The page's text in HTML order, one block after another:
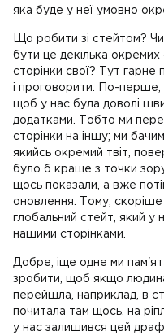
яка буде у неї умовно
Що робити зі стейтом?
бути це декілька окремих
сторінки свої? Тут гарне
і проговорити. По-перше,
щоб у нас була доволі
додатками. Тобто ми
сторінки на іншу; ми
якийсь окремий твіт,
було б краще з точки
щось показали, а вже
оновлення. Тому,
глобальний стейт, який у
нашими сторінками.
Добре, іще одне ми
зробити, щоб якщо людина
перейшла, наприклад, в
почитала там щось, на
у нас залишився цей